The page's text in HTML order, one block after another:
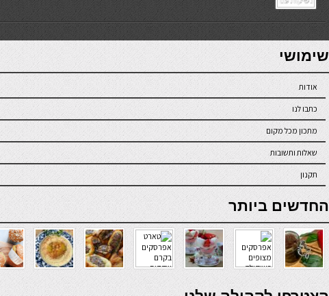
7slots
seriöse online casinos österreich
שימושי
אודות
כתבו לנו
מתכון מכל מקום
שאלות ותשובות
תקנון
online casino
החדשים ביותר
verde casino